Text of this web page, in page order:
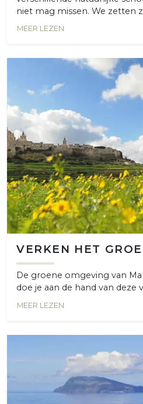
niet mag missen. We zetten
MEER LEZEN
VERKEN HET
De groene omgeving van
doe je aan de hand van deze
MEER LEZEN